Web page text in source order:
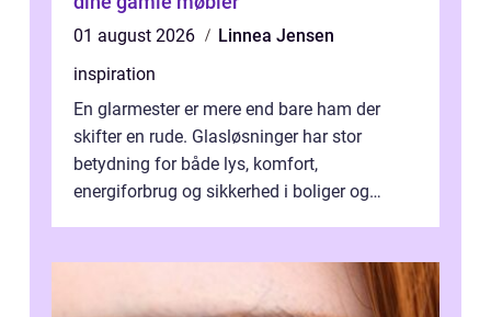
01 august 2026
Linnea Jensen
inspiration
En glarmester er mere end bare ham der
skifter en rude. Glasløsninger har stor
betydning for både lys, komfort,
energiforbrug og sikkerhed i boliger og